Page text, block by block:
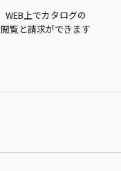
WEB上でカタログの
閲覧と請求ができます